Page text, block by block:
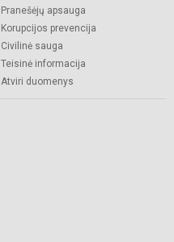
Pranešėjų apsauga
Korupcijos prevencija
Civilinė sauga
Teisinė informacija
Atviri duomenys